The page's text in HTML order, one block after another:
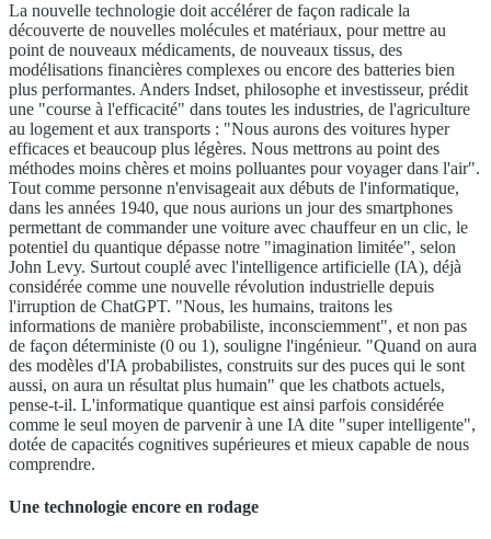
La nouvelle technologie doit accélérer de façon radicale la
découverte de nouvelles molécules et matériaux, pour mettre au
point de nouveaux médicaments, de nouveaux tissus, des
modélisations financières complexes ou encore des batteries bien
plus performantes. Anders Indset, philosophe et investisseur, prédit
une "course à l'efficacité" dans toutes les industries, de l'agriculture
au logement et aux transports : "Nous aurons des voitures hyper
efficaces et beaucoup plus légères. Nous mettrons au point des
méthodes moins chères et moins polluantes pour voyager dans l'air".
Tout comme personne n'envisageait aux débuts de l'informatique,
dans les années 1940, que nous aurions un jour des smartphones
permettant de commander une voiture avec chauffeur en un clic, le
potentiel du quantique dépasse notre "imagination limitée", selon
John Levy. Surtout couplé avec l'intelligence artificielle (IA), déjà
considérée comme une nouvelle révolution industrielle depuis
l'irruption de ChatGPT. "Nous, les humains, traitons les
informations de manière probabiliste, inconsciemment", et non pas
de façon déterministe (0 ou 1), souligne l'ingénieur. "Quand on aura
des modèles d'IA probabilistes, construits sur des puces qui le sont
aussi, on aura un résultat plus humain" que les chatbots actuels,
pense-t-il. L'informatique quantique est ainsi parfois considérée
comme le seul moyen de parvenir à une IA dite "super intelligente",
dotée de capacités cognitives supérieures et mieux capable de nous
comprendre.
Une technologie encore en rodage